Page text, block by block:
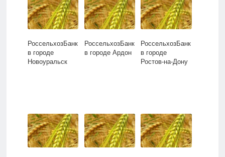
РоссельхозБанк
в городе
Новоуральск
РоссельхозБанк
в городе Ардон
РоссельхозБанк
в городе
Ростов-на-Дону